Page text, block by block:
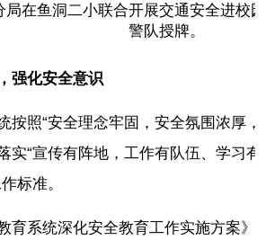
局在鱼洞二小联合开展交通安全进校
警队授牌。
强化安全意识
按照“安全理念牢固，安全氛围浓厚
实“宣传有阵地，工作有队伍、学习
标准。
育系统深化安全教育工作实施方案》